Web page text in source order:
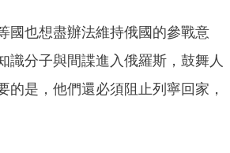
國也想盡辦法維持俄國的參戰意
識分子與間諜進入俄羅斯，鼓舞人
的是，他們還必須阻止列寧回家，